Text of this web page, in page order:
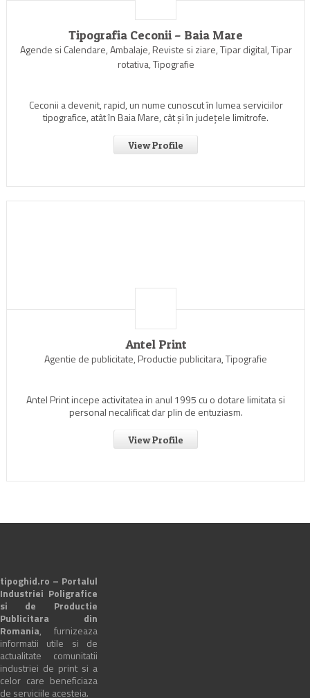
Tipografia Ceconii – Baia Mare
Agende si Calendare, Ambalaje, Reviste si ziare, Tipar digital, Tipar
rotativa, Tipografie
Ceconii a devenit, rapid, un nume cunoscut în lumea serviciilor
tipografice, atât în Baia Mare, cât şi în judeţele limitrofe.
View Profile
Antel Print
Agentie de publicitate, Productie publicitara, Tipografie
Antel Print incepe activitatea in anul 1995 cu o dotare limitata si
personal necalificat dar plin de entuziasm.
View Profile
tipoghid.ro – Portalul
Industriei Poligrafice
si de Productie
Publicitara din
Romania, furnizeaza
informatii utile si de
actualitate comunitatii
industriei de print si a
celor care beneficiaza
de serviciile acesteia.